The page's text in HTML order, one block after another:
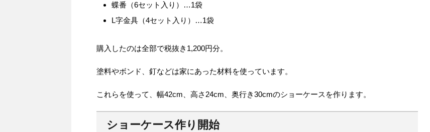
蝶番（6セット入り）…1袋
L字金具（4セット入り）…1袋
購入したのは全部で税抜き1,200円分。
塗料やボンド、釘などは家にあった材料を使っています。
これらを使って、幅42cm、高さ24cm、奥行き30cmのショーケースを作ります。
ショーケース作り開始